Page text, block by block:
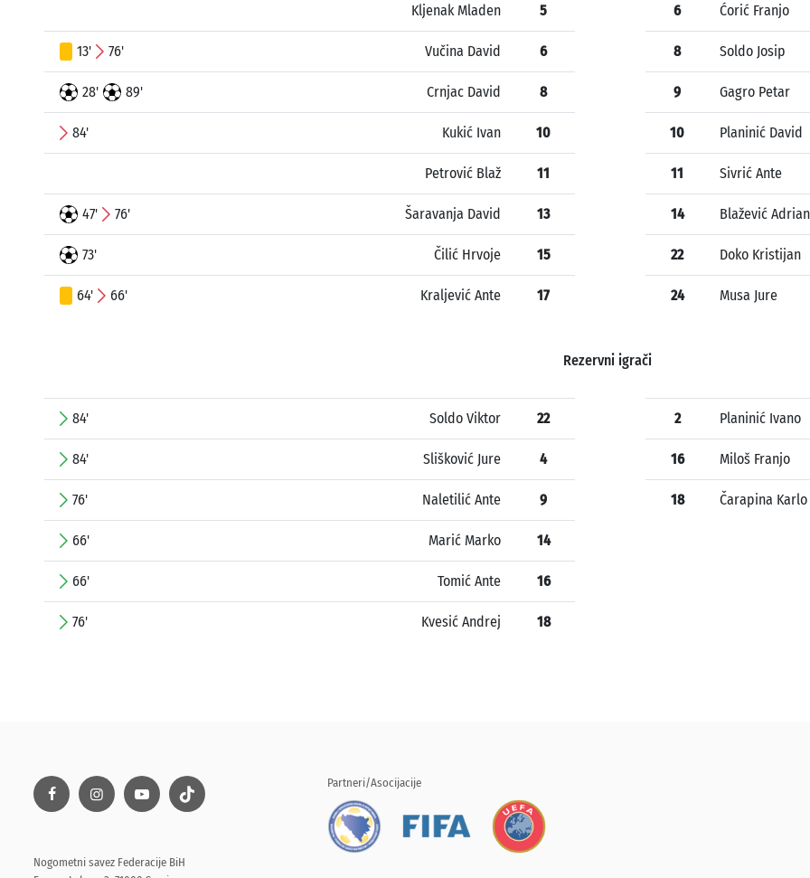
Kljenak Mladen 5
13' 76' Vučina David 6
28' 89' Crnjac David 8
84' Kukić Ivan 10
Petrović Blaž 11
47' 76' Šaravanja David 13
73' Čilić Hrvoje 15
64' 66' Kraljević Ante 17
6 Ćorić Franjo
8 Soldo Josip
9 Gagro Petar
10 Planinić David
11 Sivrić Ante
14 Blažević
22 Doko Kristijan
24 Musa Jure
Rezervni igrači
84' Soldo Viktor 22
84' Slišković Jure 4
76' Naletilić Ante 9
66' Marić Marko 14
66' Tomić Ante 16
76' Kvesić Andrej 18
2 Planinić Ivano
16 Miloš Franjo
18 Čarapina Karlo
Nogometni savez Federacije BiH
Partneri/Asocijacije